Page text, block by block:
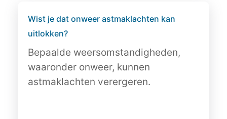
Wist je dat onweer astmaklachten kan
uitlokken?
Bepaalde weersomstandigheden,
waaronder onweer, kunnen
astmaklachten verergeren.